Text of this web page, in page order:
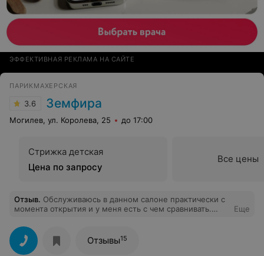
ЭФФЕКТИВНАЯ РЕКЛАМА НА САЙТЕ
ПАРИКМАХЕРСКАЯ
3.6 Земфира
Могилев, ул. Королева, 25 до 17:00
Стрижка детская
Цена по запросу
Все цены
Отзыв. Обслуживаюсь в данном салоне практически с
момента открытия и у меня есть с чем сравнивать.
персонала, ценовой диапазон и внутренняя атмосфера.
Еще
Отзывы15